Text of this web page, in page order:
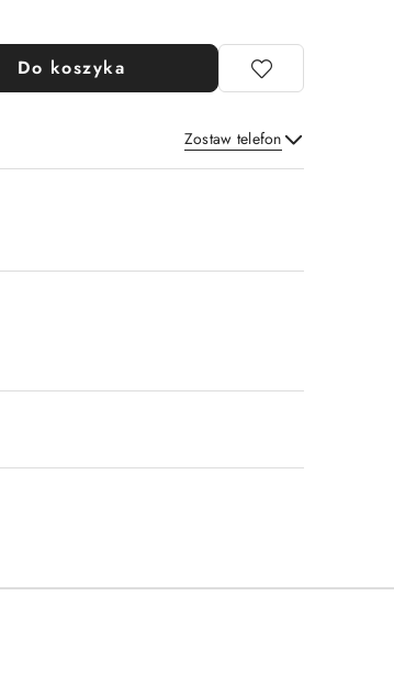
Do koszyka
Zostaw telefon
Wyślij